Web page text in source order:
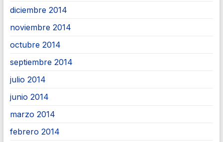
diciembre 2014
noviembre 2014
octubre 2014
septiembre 2014
julio 2014
junio 2014
marzo 2014
febrero 2014